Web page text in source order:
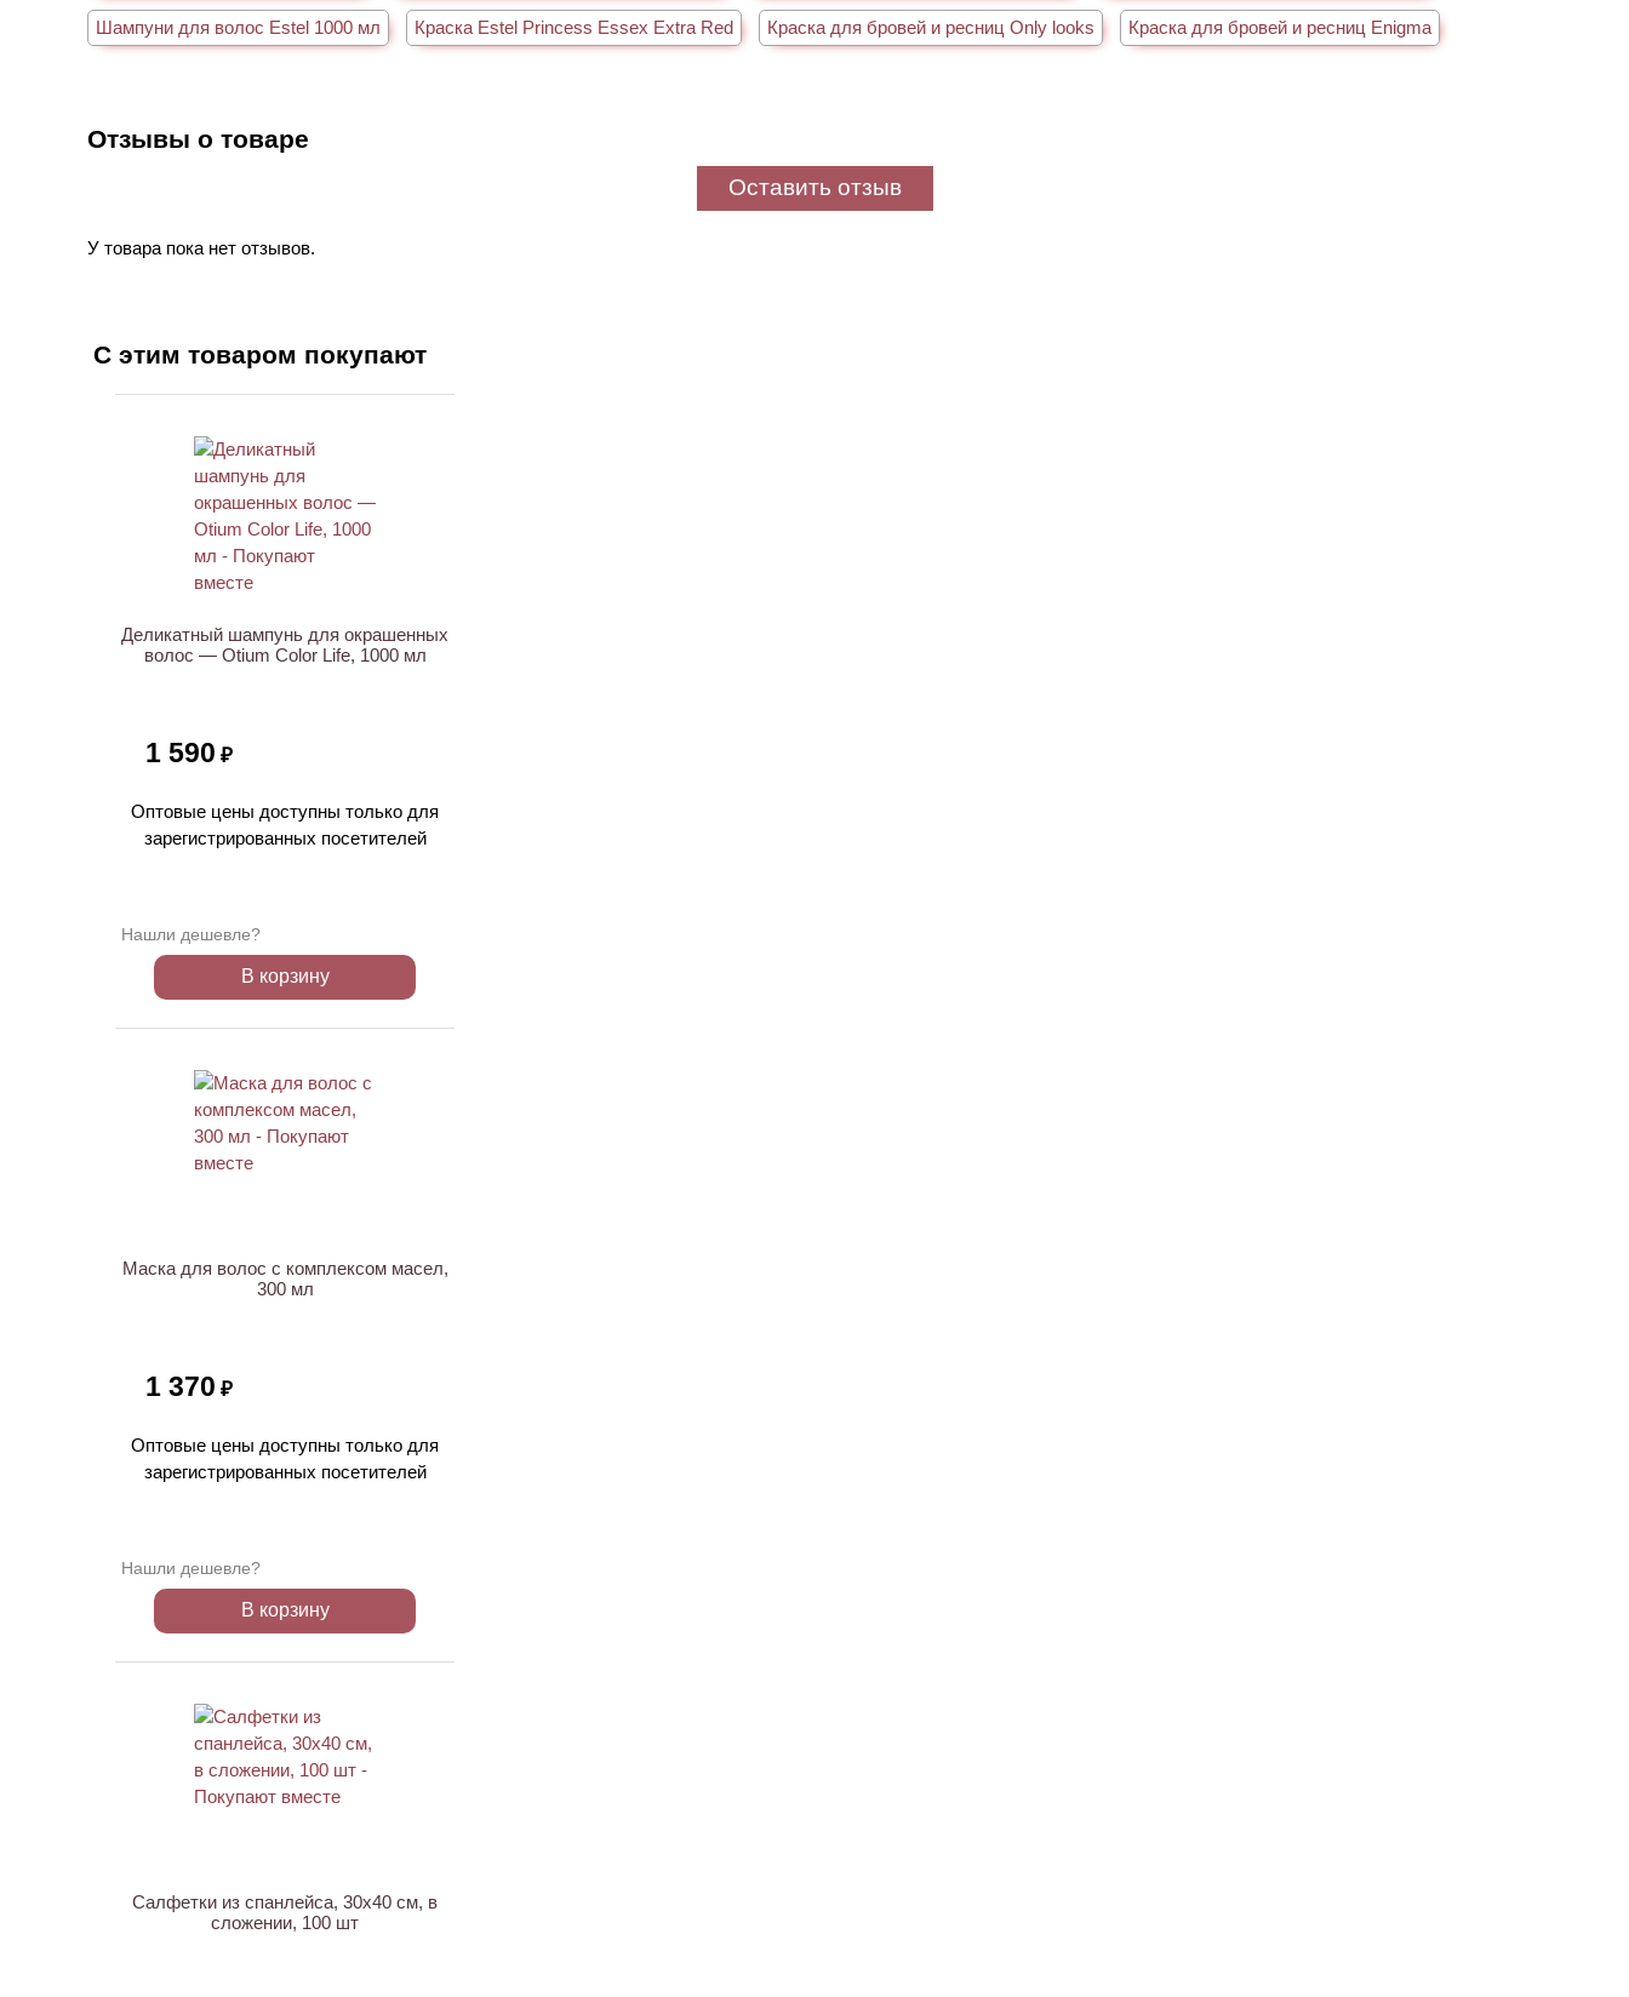
Шампуни для волос Estel 1000 мл Краска Estel Princess Essex Extra Red Краска для бровей и ресниц Only looks Краска для бровей и ресниц Enigma
Отзывы о товаре
Оставить отзыв
У товара пока нет отзывов.
С этим товаром покупают
Деликатный шампунь для окрашенных
волос — Otium Color Life, 1000 мл
1 590 ₽
Оптовые цены доступны только для
зарегистрированных посетителей
Нашли дешевле?
В корзину
Маска для волос с комплексом масел,
300 мл
1 370 ₽
Оптовые цены доступны только для
зарегистрированных посетителей
Нашли дешевле?
В корзину
Салфетки из спанлейса, 30х40 см, в
сложении, 100 шт